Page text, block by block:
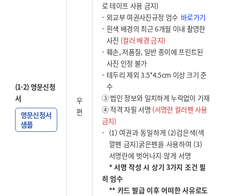
(1-2) 영문신청
서
영문신청서
샘플
우
편
로 테이프 사용 금지)
외교부 여권사진규정 엄수 바로가기
흰색 배경의 최근 6개월 이내 촬영한
사진 (컬러 배경 금지)
훼손, 저품질, 일반 종이에 프린트된
사진 인정 불가
테두리 제외 3.5*4.5cm 이상 크기 준
수
③ 법인 정보와 일치하게 누락없이 기재
④ 적격 자필 서명 (서명란 컬러펜 사용
금지)
(1) 여권과 동일하게 (2)검은색(색
깔펜 금지)굵은펜을 사용하여 (3)
서명란에 벗어나지 않게 서명
* 서명 작성 시 상기 3가지 조건 필
히 엄수
** 카드 발급 이후 어떠한 사유로도